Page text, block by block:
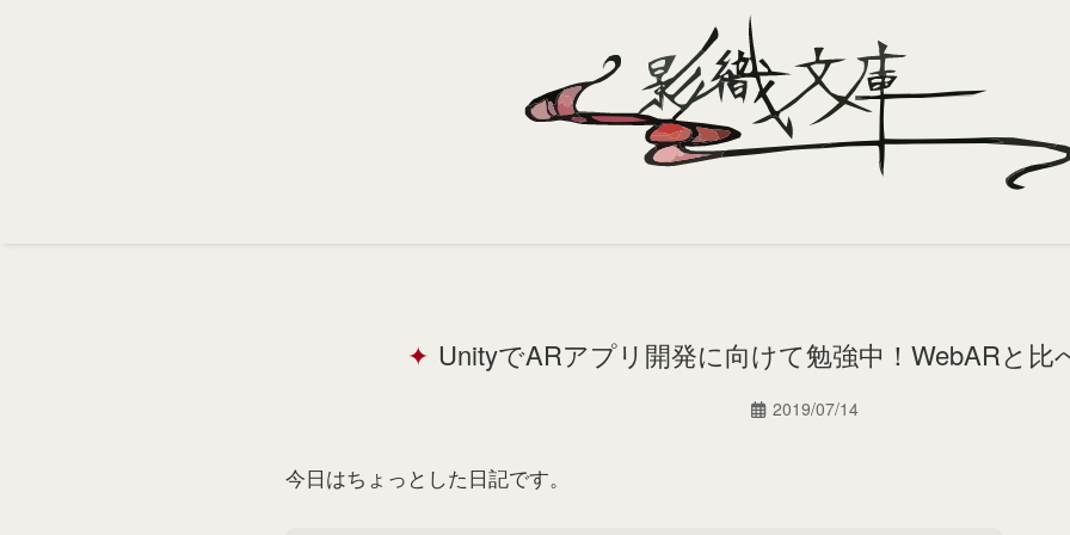
UnityでARアプリ開発に向けて勉強中！WebARと比
2019/07/14
今日はちょっとした日記です。